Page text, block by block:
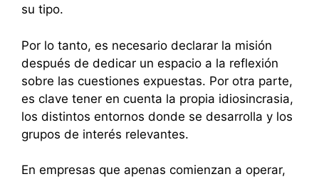
su tipo.
Por lo tanto, es necesario declarar la misión
después de dedicar un espacio a la reflexión
sobre las cuestiones expuestas. Por otra parte,
es clave tener en cuenta la propia idiosincrasia,
los distintos entornos donde se desarrolla y los
grupos de interés relevantes.
En empresas que apenas comienzan a operar,